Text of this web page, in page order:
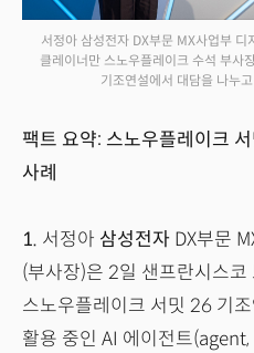
서정아 삼성전자 DX부문 MX사업부
클레이너만 스노우플레이크 수석 부사
기조연설에서 대담을 나누
팩트 요약: 스노우플레이크
사례
1. 서정아 삼성전자 DX부문
(부사장)은 2일 샌프란시스코
스노우플레이크 서밋 26 기
활용 중인 AI 에이전트(agent,